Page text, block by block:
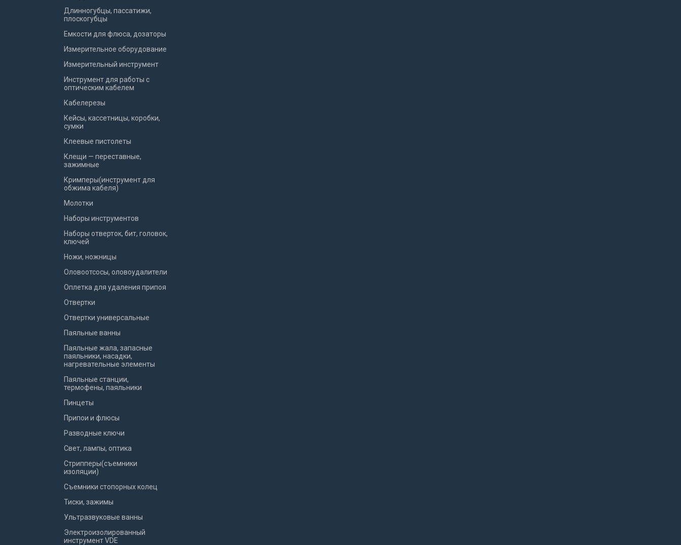
Длинногубцы, пассатижи,
плоскогубцы
Емкости для флюса, дозаторы
Измерительное оборудование
Измерительный инструмент
Инструмент для работы с
оптическим кабелем
Кабелерезы
Кейсы, кассетницы, коробки,
сумки
Клеевые пистолеты
Клещи — переставные,
зажимные
Кримперы(инструмент для
обжима кабеля)
Молотки
Наборы инструментов
Наборы отверток, бит, головок,
ключей
Ножи, ножницы
Оловоотсосы, оловоудалители
Оплетка для удаления припоя
Отвертки
Отвертки универсальные
Паяльные ванны
Паяльные жала, запасные
паяльники, насадки,
нагревательные элементы
Паяльные станции,
термофены, паяльники
Пинцеты
Припои и флюсы
Разводные ключи
Свет, лампы, оптика
Стрипперы(съемники
изоляции)
Съемники стопорных колец
Тиски, зажимы
Ультразвуковые ванны
Электроизолированный
инструмент VDE